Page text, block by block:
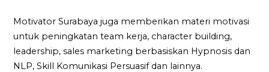
Motivator Surabaya juga memberikan materi motivasi
untuk peningkatan team kerja, character building,
leadership, sales marketing berbasiskan Hypnosis dan
NLP, Skill Komunikasi Persuasif dan lainnya.